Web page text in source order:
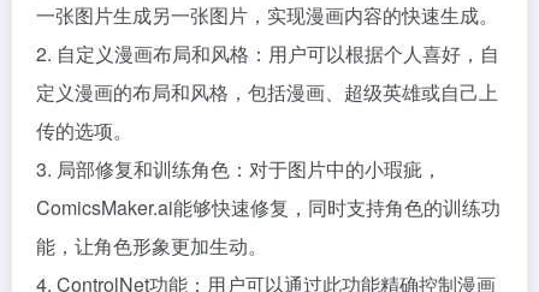
一张图片生成另一张图片，实现漫画内容的快速生成。
2. 自定义漫画布局和风格：用户可以根据个人喜好，自
定义漫画的布局和风格，包括漫画、超级英雄或自己上
传的选项。
3. 局部修复和训练角色：对于图片中的小瑕疵，
ComicsMaker.ai能够快速修复，同时支持角色的训练功
能，让角色形象更加生动。
4. ControlNet功能：用户可以通过此功能精确控制漫画